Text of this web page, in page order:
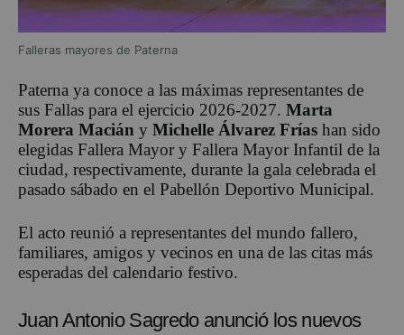
Falleras mayores de Paterna
Paterna ya conoce a las máximas representantes de
sus Fallas para el ejercicio 2026-2027. Marta
Morera Macián y Michelle Álvarez Frías han sido
elegidas Fallera Mayor y Fallera Mayor Infantil de la
ciudad, respectivamente, durante la gala celebrada el
pasado sábado en el Pabellón Deportivo Municipal.
El acto reunió a representantes del mundo fallero,
familiares, amigos y vecinos en una de las citas más
esperadas del calendario festivo.
Juan Antonio Sagredo anunció los nuevos